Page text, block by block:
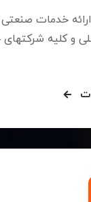
خدمات
و کلیه